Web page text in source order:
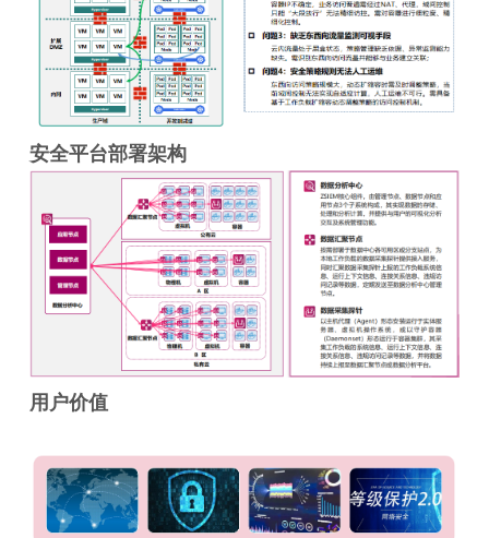
安全平台部署架构
用户价值